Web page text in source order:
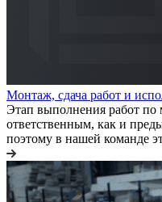
Монтаж, сдача работ и
Этап выполнения работ по
ответственным, как и
поэтому в нашей команде